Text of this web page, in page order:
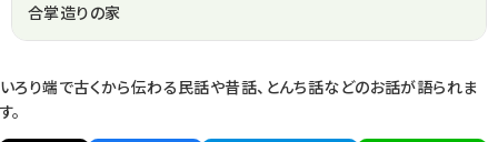
合掌造りの家
いろり端で古くから伝わる民話や昔話、とんち話などのお話が語られま
す。